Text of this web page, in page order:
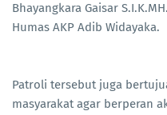
Bhayangkara Gaisar
Humas AKP Adib Widayaka.
Patroli tersebut juga
masyarakat agar berperan